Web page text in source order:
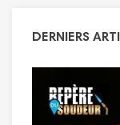
DERNIERS